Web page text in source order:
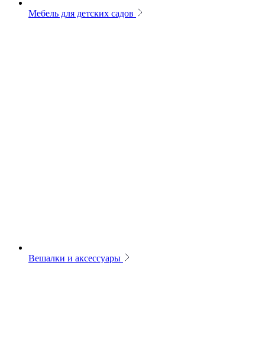
Мебель для детских садов
Вешалки и аксессуары